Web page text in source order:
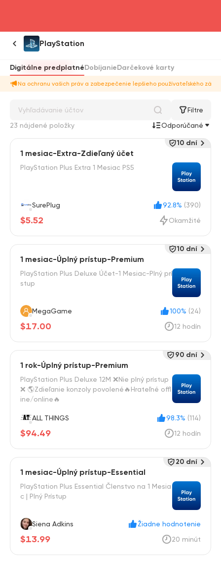
PlayStation
Digitálne predplatnéDobíjanieDarčekové karty
Na ochranu vašich práv a zabezpečenie lepšieho používateľského
Filtre
23 nájdené položky
Odporúčané
1 mesiac-Extra-Zdieľaný účet
PlayStation Plus Extra 1 Mesiac PS5
SurePlug 92.8% (390)
$5.52 Okamžité
10 dní
1 mesiac-Úplný prístup-Premium
PlayStation Plus Deluxe Účet-1 Mesiac-Plný prí
stup
MegaGame 100% (24)
$17.00 12 hodín
10 dní
1 rok-Úplný prístup-Premium
PlayStation Plus Deluxe 12M ❌Nie plný prístup
❌ 🌎Zdieľanie konzoly povolené🔥Hrateľné offl
ine/online🔥
ALL THINGS 98.3% (114)
$94.49 12 hodín
90 dní
1 mesiac-Úplný prístup-Essential
PlayStation Plus Essential Členstvo na 1 Mesia
c | Plný Prístup
Siena Adkins Žiadne hodnotenie
$13.99 20 minút
20 dní